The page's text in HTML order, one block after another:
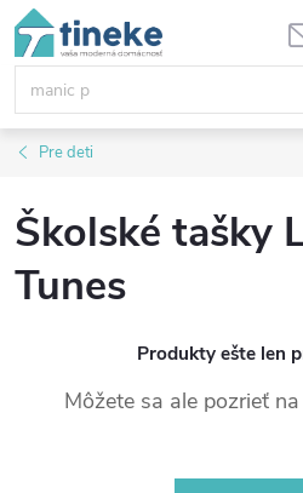
Prejsť
obsah
Pre deti
Školské tašky
Tunes
Produkty ešte len
Môžete sa ale pozrieť